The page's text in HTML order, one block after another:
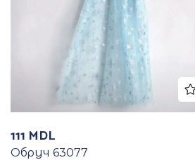
111 MDL
Обруч 63077